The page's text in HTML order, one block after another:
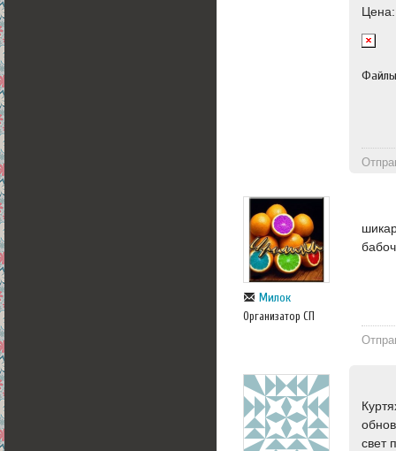
Милок
Организатор СП
свет